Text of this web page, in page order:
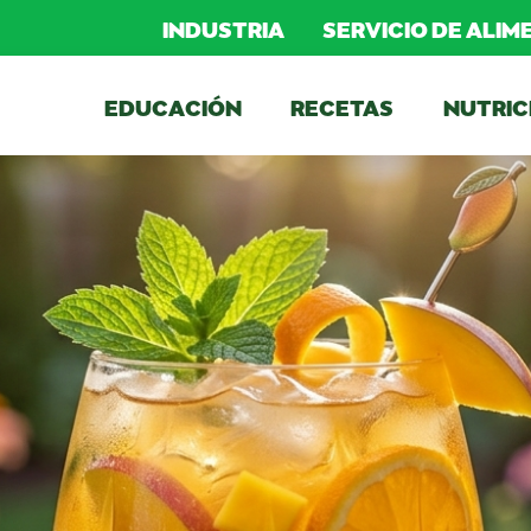
INDUSTRIA SERVICIO DE
EDUCACIÓN RECETAS